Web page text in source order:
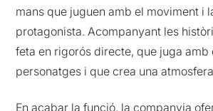
mans que juguen amb el moviment i
protagonista. Acompanyant les
feta en rigorós directe, que juga amb
personatges i que crea una
En acabar la funció, la companyia